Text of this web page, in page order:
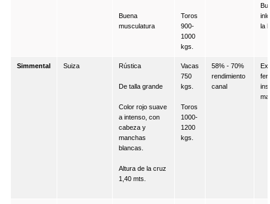
Buena
musculatura
Toros
900-
1000
kgs.
la
Simmental Suiza Rústica
De talla grande
Color rojo suave
a intenso, con
cabeza y
manchas
blancas.
Altura de la cruz
1,40 mts.
Vacas
750
kgs.
Toros
1000-
1200
kgs.
58% - 70%
rendimiento
canal